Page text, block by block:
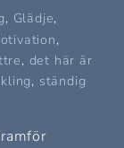
, Glädje,
,
, det här är
, ständig